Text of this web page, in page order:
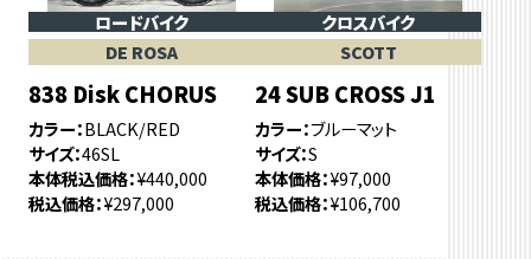
ロードバイク
DE ROSA
838 Disk CHORUS
カラー BLACK/RED
サイズ 46SL
本体税込価格 ¥440,000
税込価格 ¥297,000
クロスバイク
SCOTT
24 SUB CROSS J1
カラー ブルーマット
サイズ S
本体価格 ¥97,000
税込価格 ¥106,700